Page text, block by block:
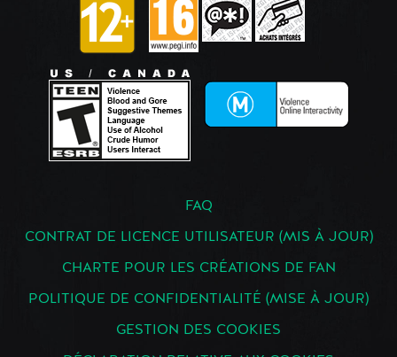
FAQ
CONTRAT DE LICENCE UTILISATEUR (MIS À JOUR)
CHARTE POUR LES CRÉATIONS DE FAN
POLITIQUE DE CONFIDENTIALITÉ (MISE À JOUR)
GESTION DES COOKIES